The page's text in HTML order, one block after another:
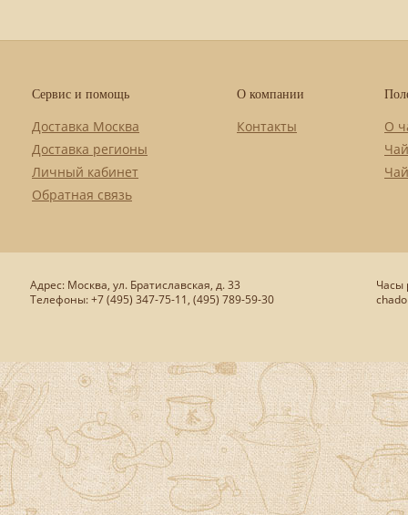
Сервис и помощь
Доставка Москва
Доставка регионы
Личный кабинет
Обратная связь
О компании
Контакты
О
Адрес: Москва, ул. Братиславская, д. 33
Телефоны: +7 (495) 347-75-11, (495) 789-59-30
Часы